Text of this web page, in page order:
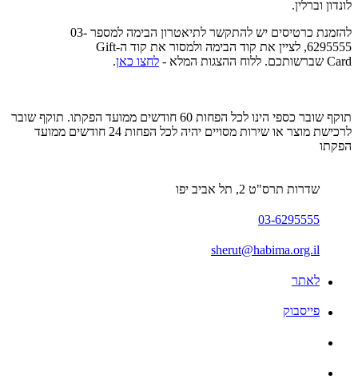
לונדון וברלין.
להזמנת כרטיסים יש להתקשר לתיאטרון הבימה למספר 03-
6295555, לציין את קוד הבימה ולמסור את קוד ה-Gift
Card שברשותכם. ללוח ההצגות המלא - לחצו כאן.
תוקף שובר כספי הינו לכל הפחות 60 חודשים ממועד הפקתו. תוקף שובר
לרכישת מוצר או שירות מסויים יהיה לכל הפחות 24 חודשים ממועד
הפקתו
שדרות תרס"ט 2, תל אביב יפו
03-6295555
sherut@habima.org.il
לאתר
פייסבוק